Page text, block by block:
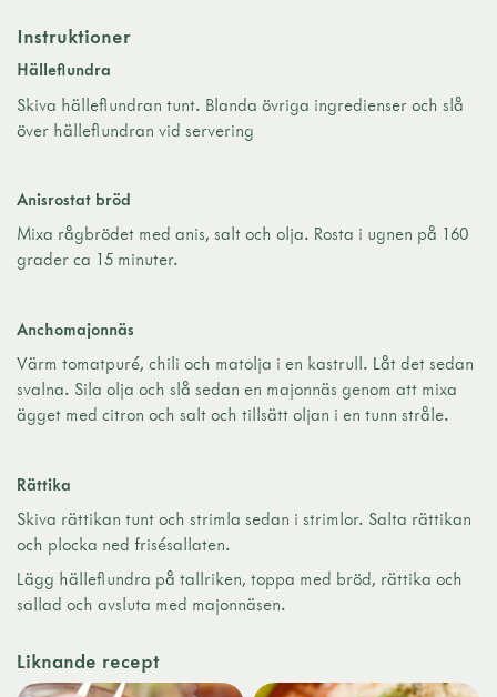
Instruktioner
Hälleflundra
Skiva hälleflundran tunt. Blanda övriga ingredienser och slå
över hälleflundran vid servering
Anisrostat bröd
Mixa rågbrödet med anis, salt och olja. Rosta i ugnen på 160
grader ca 15 minuter.
Anchomajonnäs
Värm tomatpuré, chili och matolja i en kastrull. Låt det sedan
svalna. Sila olja och slå sedan en majonnäs genom att mixa
ägget med citron och salt och tillsätt oljan i en tunn stråle.
Rättika
Skiva rättikan tunt och strimla sedan i strimlor. Salta rättikan
och plocka ned frisésallaten.
Lägg hälleflundra på tallriken, toppa med bröd, rättika och
sallad och avsluta med majonnäsen.
Liknande recept